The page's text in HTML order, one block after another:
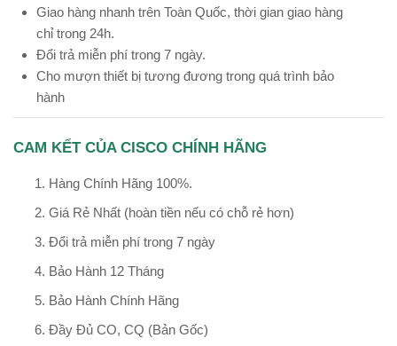
Giao hàng nhanh trên Toàn Quốc, thời gian giao hàng
chỉ trong 24h.
Đổi trả miễn phí trong 7 ngày.
Cho mượn thiết bị tương đương trong quá trình bảo
hành
CAM KẾT CỦA CISCO CHÍNH HÃNG
Hàng Chính Hãng 100%.
Giá Rẻ Nhất (hoàn tiền nếu có chỗ rẻ hơn)
Đổi trả miễn phí trong 7 ngày
Bảo Hành 12 Tháng
Bảo Hành Chính Hãng
Đầy Đủ CO, CQ (Bản Gốc)